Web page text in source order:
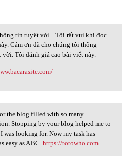
tin tuyệt vời..
tin tuyệt vời... Tôi rất vui khi đọc
Cảm ơn đã cho chúng tôi thông
Tôi đánh giá cao bài viết này.
the blog filled
the blog filled with so many
Stopping by your blog helped me to
was looking for. Now my task has
easy as ABC. https://totowho.com